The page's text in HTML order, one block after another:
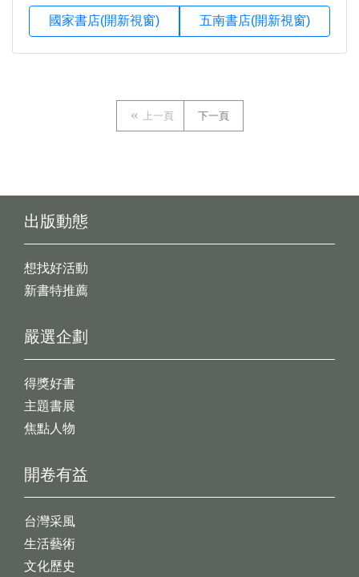
國家書店(開新視窗) 五南書店(開新視窗)
上一頁 下一頁
出版動態
想找好活動
新書特推薦
開卷有益
台灣采風
生活藝術
文化歷史
嚴選企劃
得獎好書
主題書展
焦點人物